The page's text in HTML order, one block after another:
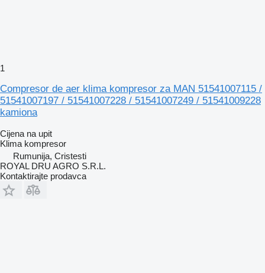
1
Compresor de aer klima kompresor za MAN 51541007115 /
51541007197 / 51541007228 / 51541007249 / 51541009228
kamiona
Cijena na upit
Klima kompresor
Rumunija, Cristesti
ROYAL DRU AGRO S.R.L.
Kontaktirajte prodavca